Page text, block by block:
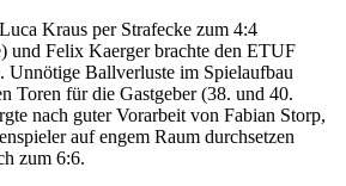
Kraus per Strafecke zum 4:4
und Felix Kaerger brachte den ETUF
Unnötige Ballverluste im Spielaufbau
Toren für die Gastgeber (38. und 40.
nach guter Vorarbeit von Fabian Storp,
auf engem Raum durchsetzen
zum 6:6.